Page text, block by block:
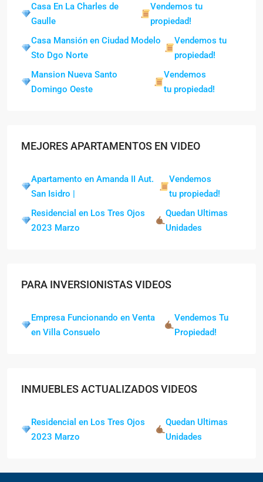
Casa En La Charles de
Gaulle
Vendemos tu
propiedad!
Casa Mansión en Ciudad Modelo
Sto Dgo Norte
Vendemos tu
propiedad!
Mansion Nueva Santo
Domingo Oeste
Vendemos
tu propiedad!
MEJORES APARTAMENTOS EN VIDEO
Apartamento en Amanda II Aut.
San Isidro |
Vendemos
tu propiedad!
Residencial en Los Tres Ojos
2023 Marzo
Quedan Ultimas
Unidades
PARA INVERSIONISTAS VIDEOS
Empresa Funcionando en Venta
en Villa Consuelo
Vendemos Tu
Propiedad!
INMUEBLES ACTUALIZADOS VIDEOS
Residencial en Los Tres Ojos
2023 Marzo
Quedan Ultimas
Unidades